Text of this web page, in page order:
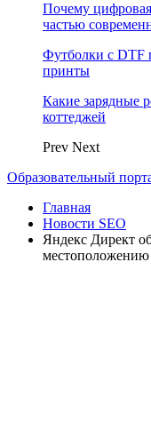
Почему
частью
Футболки с DTF
принты
Какие зарядные
коттеджей
Prev Next
Образовательный
Главная
Новости SEO
Яндекс Директ
местоположению